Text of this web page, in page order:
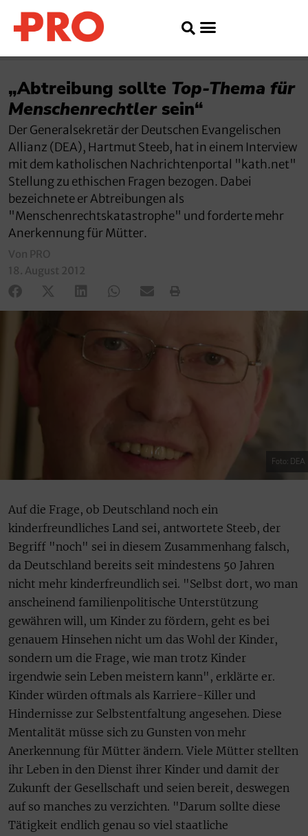
„Abtreibung sollte Top-Thema für
Menschenrechtlersein“
Der Generalsekretär der Deutschen Evangelischen
Allianz (DEA), Hartmut Steeb, hat in einem Interview
mit dem katholischen Nachrichtenportal "kath.net"
Stellung zu ethischen Fragen bezogen. Dabei
bezeichnete er Abtreibungen als
"Menschenrechtskatastrophe" und forderte mehr
Anerkennung für Mütter.
Von PRO
18. August 2012
Foto: DEA
Auf die Frage, ob Deutschland noch ein
kinderfreundliches Land sei, antwortete Steeb, der
Begriff "noch" sei in diesem Zusammenhang falsch,
da Deutschland bereits seit mindestens 50 Jahren
nicht mehr kinderfreundlich sei. "Selbst dort, wo man
anscheinend familienpolitische Unterstützung
gewähren will, um Kinder zu fördern, geht es bei
genauem Hinsehen nicht um das Wohl der Kinder,
sondern um die Frage, wie man trotz Kinder
irgendwie sein Leben meistern kann", erklärte er.
Kinder würden oftmals als Karriere-Killer und
Hindernisse zur Selbstentfaltung angesehen. Diese
Mentalität müsse sich zu Gunsten von mehr
Anerkennung für Mütter ändern. Viele Mütter stellten
ihr Leben in den Dienst ihrer Kinder und damit der
Zukunft der Gesellschaft und seien bereit, deswegen
auf so manches zu verzichten. "Darum sollte diese
Tätigkeit endlich genau so viel staatliche